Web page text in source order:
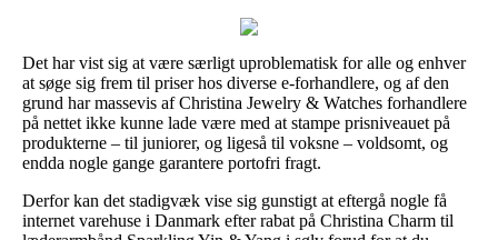
Det har vist sig at være særligt uproblematisk for alle og enhver
at søge sig frem til priser hos diverse e-forhandlere, og af den
grund har massevis af Christina Jewelry & Watches forhandlere
på nettet ikke kunne lade være med at stampe prisniveauet på
produkterne – til juniorer, og ligeså til voksne – voldsomt, og
endda nogle gange garantere portofri fragt.
Derfor kan det stadigvæk vise sig gunstigt at eftergå nogle få
internet varehuse i Danmark efter rabat på Christina Charm til